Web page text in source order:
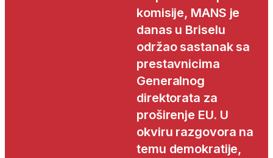
komisije, MANS je
danas u Briselu
održao sastanak sa
prestavnicima
Generalnog
direktorata za
proširenje EU. U
okviru razgovora na
temu demokratije,